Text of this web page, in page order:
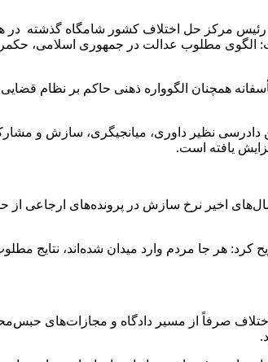
رئیس مرکز حل اختلاف کشور شامگاه گذشته
مطلوب عدالت در جمهوری اسلامی،
همچنان الگوواره ذهنی حاکم بر نظام
دادرسی نظیر داوری، میانجیگری، سازش و
یافته است.
هر جا مردم وارد میدان شده‌اند، نتایج
صرفاً از مسیر دادگاه و مجازات‌های